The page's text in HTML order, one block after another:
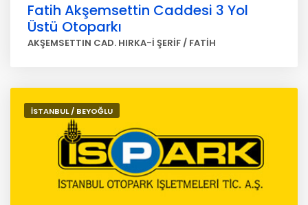
Fatih Akşemsettin Caddesi 3 Yol
Üstü Otoparkı
AKŞEMSETTIN CAD. HIRKA-İ ŞERİF / FATİH
İSTANBUL / BEYOĞLU